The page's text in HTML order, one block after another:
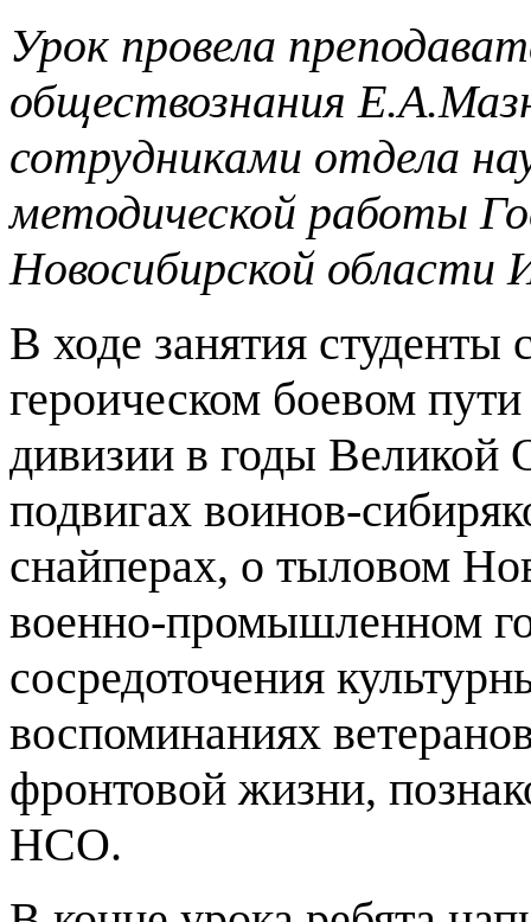
Урок провела
обществознания
сотрудниками отдела
методической работы
Новосибирской
В ходе занятия студенты
героическом боевом
дивизии в годы Великой
подвигах воинов-
снайперах, о тыловом
военно-промышленном
сосредоточения
воспоминаниях
фронтовой жизни,
НСО.